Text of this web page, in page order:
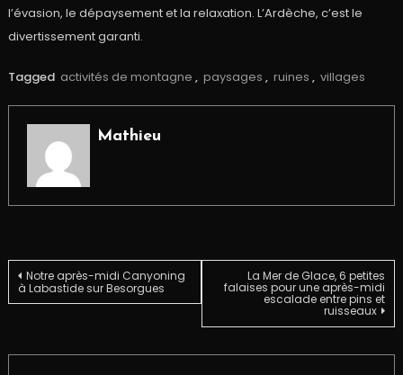
l’évasion, le dépaysement et la relaxation. L’Ardèche, c’est le
divertissement garanti.
Tagged activités de montagne , paysages , ruines , villages
Mathieu
Navigation
l’article
Notre après-midi Canyoning
à Labastide sur Besorgues
La Mer de Glace, 6 petites
falaises pour une après-midi
escalade entre pins et
ruisseaux